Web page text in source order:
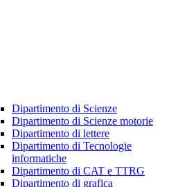
Dipartimento di Scienze
Dipartimento di Scienze motorie
Dipartimento di lettere
Dipartimento di Tecnologie
informatiche
Dipartimento di CAT e TTRG
Dipartimento di grafica